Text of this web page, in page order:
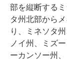
部を縦断する
タ州北部から
り、ミネソタ
ノイ州、ミズ
ーカンソー州